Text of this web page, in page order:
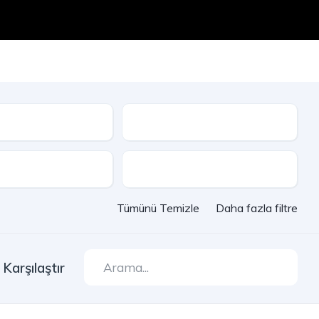
Tümünü Temizle Daha fazla filtre
Karşılaştır